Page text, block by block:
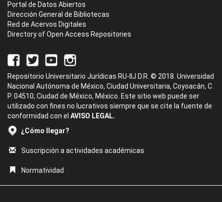
Portal de Datos Abiertos
Dirección General de Bibliotecas
Red de Acervos Digitales
Directory of Open Access Repositories
Repositorio Universitario Jurídicas RU-IIJ D.R. © 2018. Universidad
Nacional Autónoma de México, Ciudad Universitaria, Coyoacán, C.
P. 04510, Ciudad de México, México. Este sitio web puede ser
utilizado con fines no lucrativos siempre que se cite la fuente de
conformidad con el AVISO LEGAL.
¿Cómo llegar?
Suscripción a actividades académicas
Normatividad